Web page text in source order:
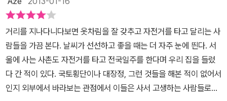
면 이 책을 통해서 의지와 용기있는 사람들의 이야기를 통해서 간접
적으로나마 경험할 수 있는 것도 좋은 방법일 것이고, 나아가 스스로
도 도전해 보면 좋을 것이다.
즘엔 2013년 계사년 새해가 밝은 이후로 자기계발서들을 많이 읽게
된다.내자신에게도 중요한 2013년...이한해는 참으로 나의 해로 내인
생 최고의 해로 만들고싶은 마음 간절하다.매스컴에서는 벌써 <作心
三日>하지말라는 이야기들도 많이 나오고있던데 정말 <作心三日
>하지않고 초지일관 12월 31일까지 실천하는 사람이 되어야겠다. 그
런 의미에서 이책 <길위에서 철들다>는 나에게 많은 깨달음을 주었
다.국민일보사가 주최하고 한국수자원공사가 후원하여 실시한 <4대
거리를 지나다니다보면 옷차림을 잘 갖추고 자전거를 타고 달리는 사
람들을 가끔 본다. 날씨가 선선하고 좋을 때는 더 자주 눈에 띈다. 서
울에 사는 사촌도 자전거를 타고 전국일주를 한다며 우리 집을 들렀
다 간 적이 있다. 국토횡단이나 대장정, 그런 것들을 해본 적이 없어서
인지 외부에서 바라보는 관점에서 이들은 사서 고생하는 사람들로밖